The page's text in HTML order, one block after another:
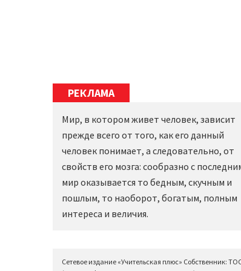
РЕКЛАМА
Мир, в котором живет человек, зависит
прежде всего от того, как его данный
человек понимает, а следовательно, от
свойств его мозга: сообразно с
мир оказывается то бедным, скучным и
пошлым, то наоборот, богатым, полным
интереса и величия.
Сетевое издание «Учительская плюс» Собственник: